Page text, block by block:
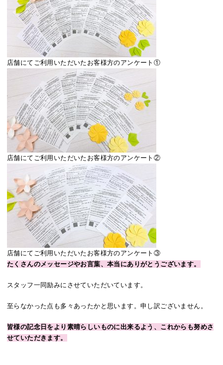
店舗にてご利用いただいたお客様方のアンケート①
店舗にてご利用いただいたお客様方のアンケート②
店舗にてご利用いただいたお客様方のアンケート③
たくさんのメッセージやお言葉、本当にありがとうございます。
スタッフ一同励みにさせていただいています。
至らなかった点も多々あったかと思います。申し訳ございません。
皆様の記念日をより素晴らしいものに出来るよう、これからも努めさ
せていただきます。